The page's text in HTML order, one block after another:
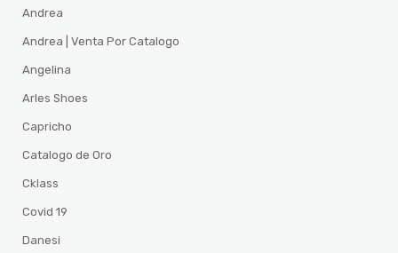
Andrea
Andrea | Venta Por Catalogo
Angelina
Arles Shoes
Capricho
Catalogo de Oro
Cklass
Covid 19
Danesi